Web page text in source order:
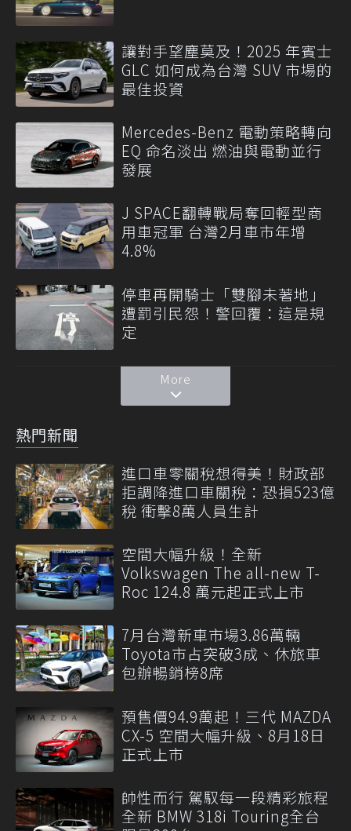
讓對手望塵莫及！2025 年賓士
GLC 如何成為台灣 SUV 市場的
最佳投資
Mercedes-Benz 電動策略轉向
EQ 命名淡出 燃油與電動並行
發展
J SPACE翻轉戰局奪回輕型商
用車冠軍 台灣2月車市年增
4.8%
停車再開騎士「雙腳未著地」
遭罰引民怨！警回覆：這是規
定
More
熱門新聞
進口車零關稅想得美！財政部
拒調降進口車關稅：恐損523億
稅 衝擊8萬人員生計
空間大幅升級！全新
Volkswagen The all-new T-
Roc 124.8 萬元起正式上市
7月台灣新車市場3.86萬輛
Toyota市占突破3成、休旅車
包辦暢銷榜8席
預售價94.9萬起！三代 MAZDA
CX-5 空間大幅升級、8月18日
正式上市
帥性而行 駕馭每一段精彩旅程
全新 BMW 318i Touring全台